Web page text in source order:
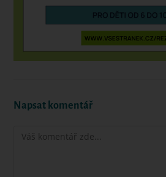
Napsat komentář